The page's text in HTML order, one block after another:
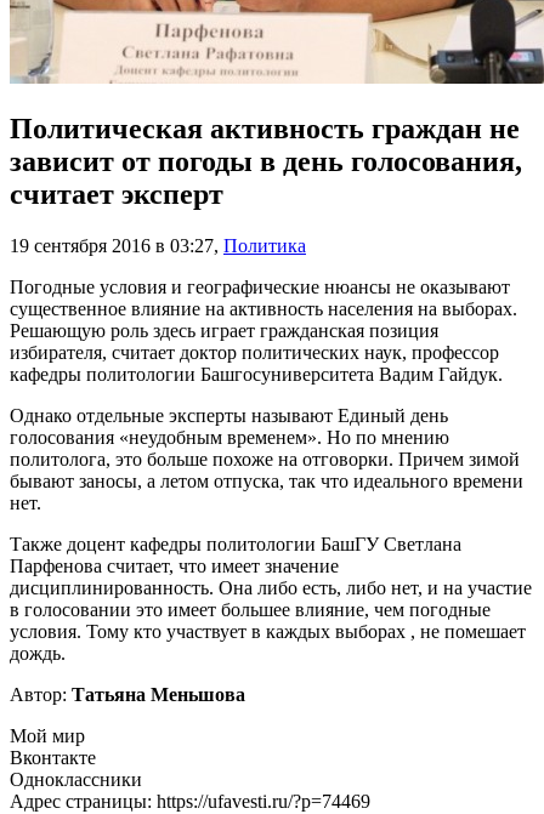
Политическая активность граждан не
зависит от погоды в день голосования,
считает эксперт
19 сентября 2016 в 03:27, Политика
Погодные условия и географические нюансы не оказывают
существенное влияние на активность населения на выборах.
Решающую роль здесь играет гражданская позиция
избирателя, считает доктор политических наук, профессор
кафедры политологии Башгосуниверситета Вадим Гайдук.
Однако отдельные эксперты называют Единый день
голосования «неудобным временем». Но по мнению
политолога, это больше похоже на отговорки. Причем зимой
бывают заносы, а летом отпуска, так что идеального времени
нет.
Также доцент кафедры политологии БашГУ Светлана
Парфенова считает, что имеет значение
дисциплинированность. Она либо есть, либо нет, и на участие
в голосовании это имеет большее влияние, чем погодные
условия. Тому кто участвует в каждых выборах , не помешает
дождь.
Автор: Татьяна Меньшова
Мой мир
Вконтакте
Одноклассники
Адрес страницы: https://ufavesti.ru/?p=74469